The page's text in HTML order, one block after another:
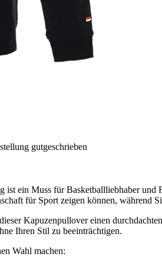
gutgeschrieben
ein Muss für Basketballliebhaber
für Sport zeigen können, während
Kapuzenpullover einen
Ihren Stil zu beeinträchtigen.
Wahl machen: